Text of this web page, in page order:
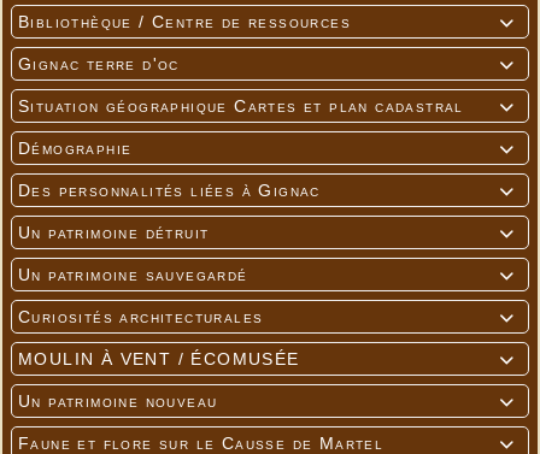

Bibliothèque / Centre de ressources

Gignac terre d'oc

Situation géographique Cartes et plan cadastral

Démographie

Des personnalités liées à Gignac

Un patrimoine détruit

Un patrimoine sauvegardé

Curiosités architecturales

MOULIN À VENT / ÉCOMUSÉE

Un patrimoine nouveau

Faune et flore sur le Causse de Martel
---